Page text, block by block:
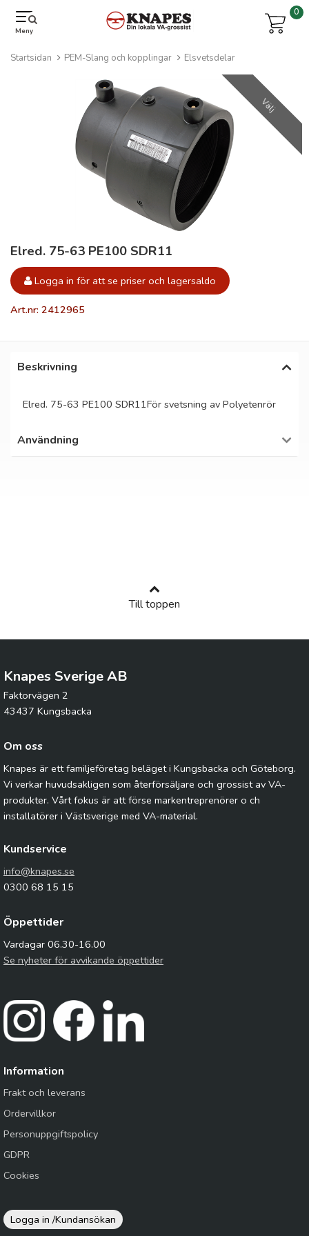
Meny
0
Startsidan PEM-Slang och kopplingar Elsvetsdelar
Välj
Elred. 75-63 PE100 SDR11
Logga in för att se priser och lagersaldo
Art.nr: 2412965
Beskrivning
Elred. 75-63 PE100 SDR11För svetsning av Polyetenrör
Användning
Till toppen
Knapes Sverige AB
Faktorvägen 2
43437 Kungsbacka
Om oss
Knapes är ett familjeföretag beläget i Kungsbacka och Göteborg.
Vi verkar huvudsakligen som återförsäljare och grossist av VA-
produkter. Vårt fokus är att förse markentreprenörer o ch
installatörer i Västsverige med VA-material.
Kundservice
info@knapes.se
0300 68 15 15
Öppettider
Vardagar 06.30-16.00
Se nyheter för avvikande öppettider
Information
Frakt och leverans
Ordervillkor
Personuppgiftspolicy
GDPR
Cookies
Logga in /Kundansökan